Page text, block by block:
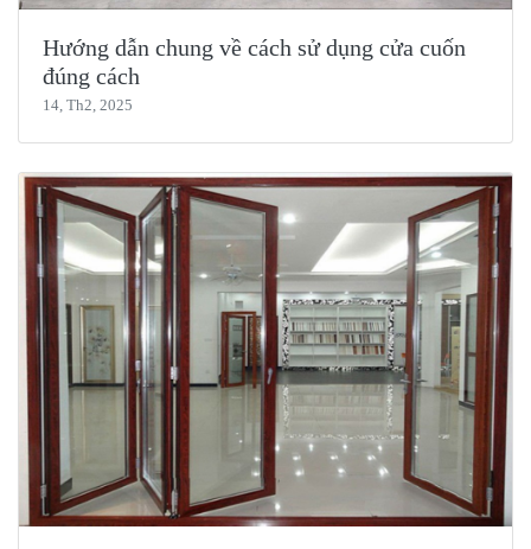
Hướng dẫn chung về cách sử dụng cửa cuốn
đúng cách
14, Th2, 2025